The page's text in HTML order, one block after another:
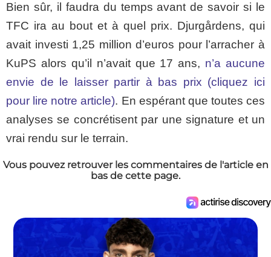
Bien sûr, il faudra du temps avant de savoir si le
TFC ira au bout et à quel prix. Djurgårdens, qui
avait investi 1,25 million d’euros pour l’arracher à
KuPS alors qu’il n’avait que 17 ans, n’a aucune
envie de le laisser partir à bas prix (cliquez ici
pour lire notre article). En espérant que toutes ces
analyses se concrétisent par une signature et un
vrai rendu sur le terrain.
Vous pouvez retrouver les commentaires de l'article en
bas de cette page.